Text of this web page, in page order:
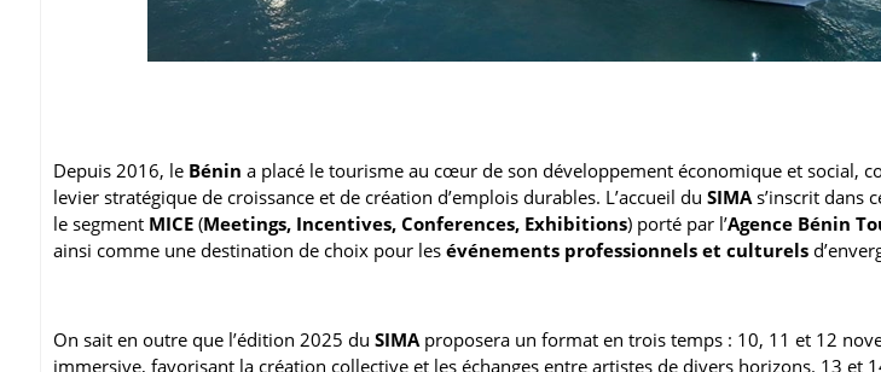
Depuis 2016, le Bénin a placé le tourisme au cœur de son développement économique et social,
levier stratégique de croissance et de création d’emplois durables. L’accueil du SIMA s’inscrit dans
le segment MICE (Meetings, Incentives, Conferences, Exhibitions) porté par l’Agence Bénin
ainsi comme une destination de choix pour les événements professionnels et culturels
On sait en outre que l’édition 2025 du SIMA proposera un format en trois temps : 10, 11 et 12
immersive, favorisant la création collective et les échanges entre artistes de divers horizons. 13 et